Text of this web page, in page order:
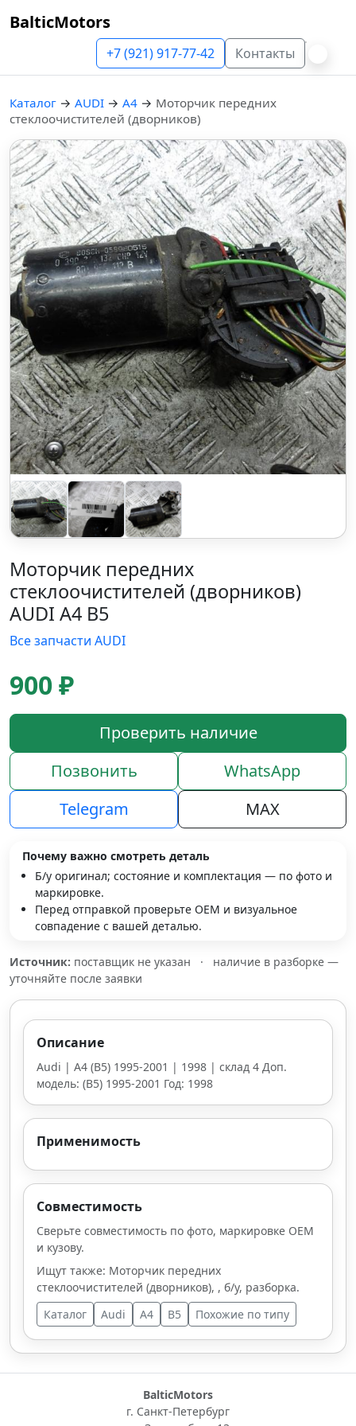
BalticMotors
+7 (921) 917-77-42 Контакты
Каталог → AUDI → A4 → Моторчик передних
стеклоочистителей (дворников)
Моторчик передних
стеклоочистителей (дворников)
AUDI A4 B5
Все запчасти AUDI
900 ₽
Проверить наличие
Позвонить
WhatsApp
Telegram
MAX
Почему важно смотреть деталь
Б/у оригинал; состояние и комплектация — по фото и
маркировке.
Перед отправкой проверьте OEM и визуальное
совпадение с вашей деталью.
Источник: поставщик не указан ·
наличие в разборке —
уточняйте после заявки
Описание
Audi | A4 (B5) 1995-2001 | 1998 | склад 4 Доп.
модель: (B5) 1995-2001 Год: 1998
Применимость
Совместимость
Сверьте совместимость по фото, маркировке OEM
и кузову.
Ищут также: Моторчик передних
стеклоочистителей (дворников), , б/у, разборка.
Каталог
Audi A4 B5 Похожие по типу
BalticMotors
г. Санкт-Петербург